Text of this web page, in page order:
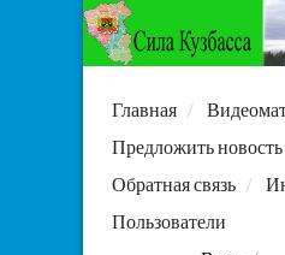
Главная
Предложить новость
Обратная связь
Пользователи